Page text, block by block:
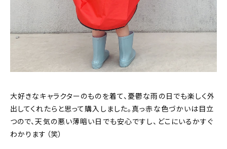
大好きなキャラクターのものを着て、憂鬱な雨の日でも楽しく外
出してくれたらと思って購入しました。真っ赤な色づかいは目立
つので、天気の悪い薄暗い日でも安心ですし、どこにいるかすぐ
わかります（笑 ）